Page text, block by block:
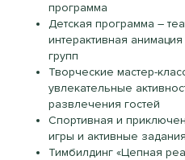
программа
Детская программа –
интерактивная
групп
Творческие мастер-
увлекательные
развлечения гостей
Спортивная и
игры и активные
Тимбилдинг «Цепная